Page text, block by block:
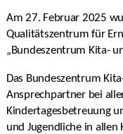
Am 27. Februar 2025
Qualitätszentrum für
„Bundeszentrum Kita-
Das Bundeszentrum
Ansprechpartner bei
Kindertagesbetreuung
und Jugendliche in allen